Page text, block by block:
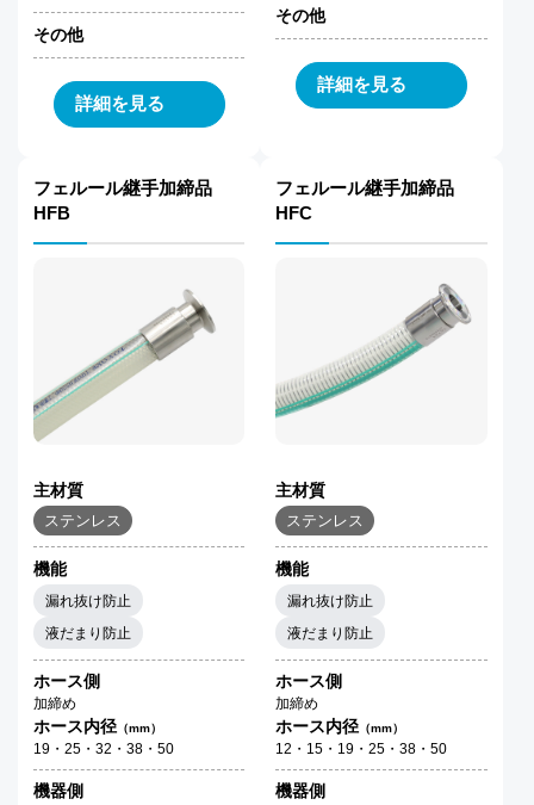
その他
詳細を見る
その他
詳細を見る
フェルール継手加締品
HFB
主材質
ステンレス
機能
漏れ抜け防止
液だまり防止
ホース側
加締め
ホース内径（mm）
19・25・32・38・50
機器側
フェルール継手加締品
HFC
主材質
ステンレス
機能
漏れ抜け防止
液だまり防止
ホース側
加締め
ホース内径（mm）
12・15・19・25・38・50
機器側